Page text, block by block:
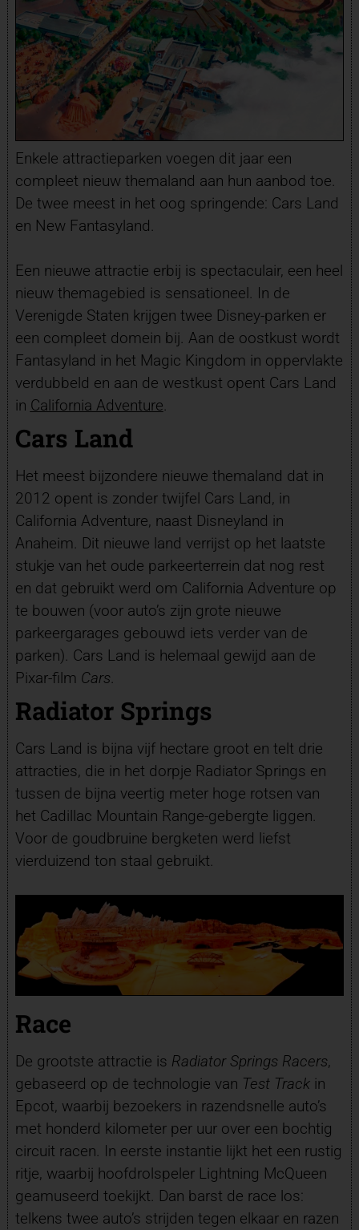
Enkele attractieparken voegen dit jaar een
compleet nieuw themaland aan hun aanbod toe.
De twee meest in het oog springende: Cars Land
en New Fantasyland.
Een nieuwe attractie erbij is spectaculair, een heel
nieuw themagebied is sensationeel. In de
Verenigde Staten krijgen twee Disney-parken er
een compleet domein bij. Aan de oostkust wordt
Fantasyland in het Magic Kingdom in oppervlakte
verdubbeld en aan de westkust opent Cars Land
in California Adventure.
Cars Land
Het meest bijzondere nieuwe themaland dat in
2012 opent is zonder twijfel Cars Land, in
California Adventure, naast Disneyland in
Anaheim. Dit nieuwe land verrijst op het laatste
stukje van het oude parkeerterrein dat nog rest
en dat gebruikt werd om California Adventure op
te bouwen (voor auto’s zijn grote nieuwe
parkeergarages gebouwd iets verder van de
parken). Cars Land is helemaal gewijd aan de
Pixar-film Cars.
Radiator Springs
Cars Land is bijna vijf hectare groot en telt drie
attracties, die in het dorpje Radiator Springs en
tussen de bijna veertig meter hoge rotsen van
het Cadillac Mountain Range-gebergte liggen.
Voor de goudbruine bergketen werd liefst
vierduizend ton staal gebruikt.
Race
De grootste attractie is Radiator Springs Racers,
gebaseerd op de technologie van Test Trackin
Epcot, waarbij bezoekers in razendsnelle auto’s
met honderd kilometer per uur over een bochtig
circuit racen. In eerste instantie lijkt het een rustig
ritje, waarbij hoofdrolspeler Lightning McQueen
geamuseerd toekijkt. Dan barst de race los:
telkens twee auto’s strijden tegen elkaar en razen